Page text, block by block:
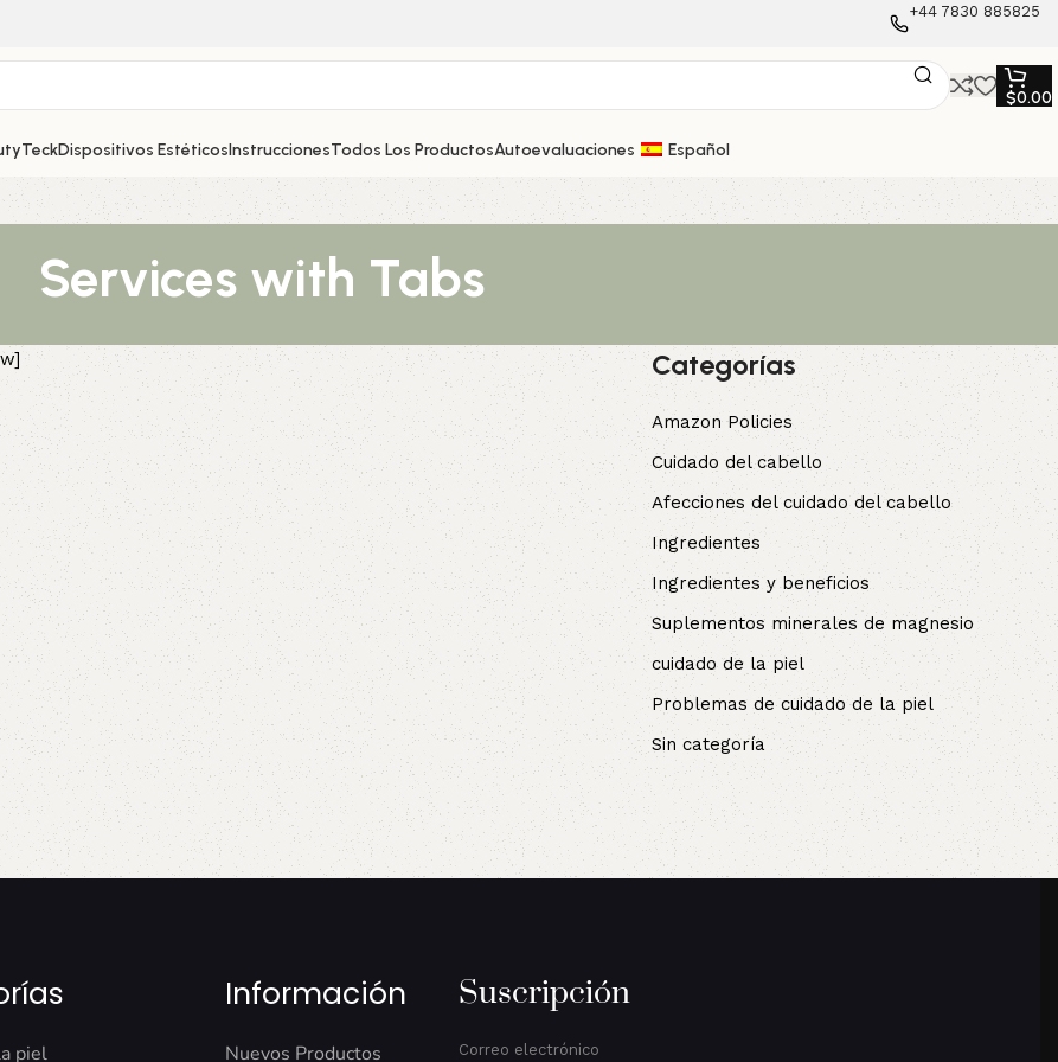
+44 7830 885825
$0.00
Dispositivos EstéticosInstruccionesTodos Los ProductosAutoevaluaciones Español
Services with Tabs
Categorías
Amazon Policies
Cuidado del cabello
Afecciones del cuidado del cabello
Ingredientes
Ingredientes y beneficios
Suplementos minerales de magnesio
cuidado de la piel
Problemas de cuidado de la piel
Sin categoría
piel
Información
Nuevos Productos
Suscripción
Correo electrónico